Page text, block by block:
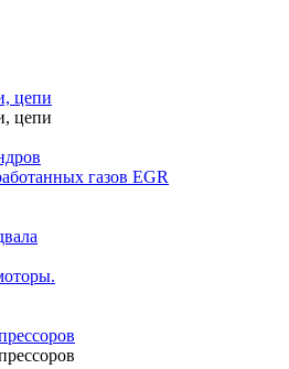
цепи
цепи
газов EGR